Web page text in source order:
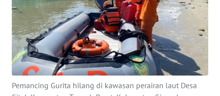
Pemancing Gurita hilang di kawasan perairan laut Desa
OPINI
PERISTIWA
Informasi